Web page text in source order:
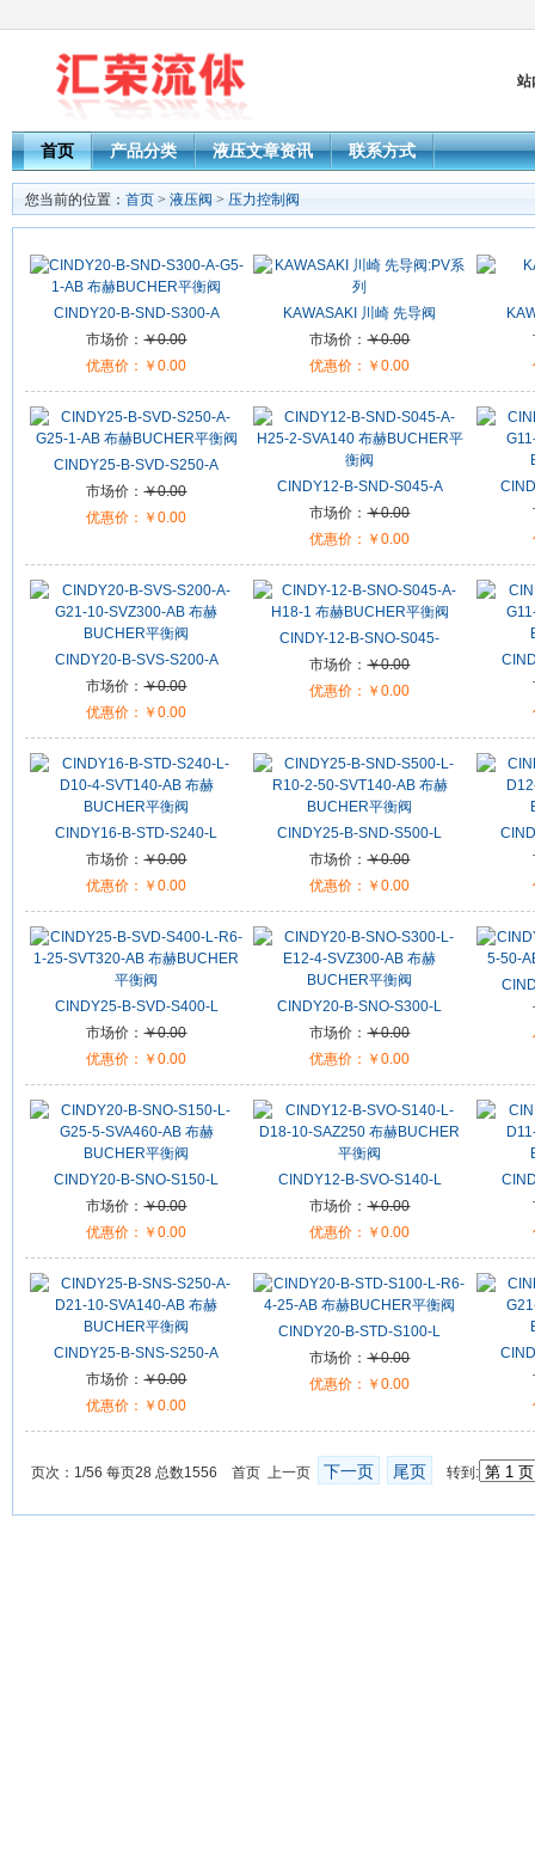
站
首页 产品分类 液压文章资讯 联系方式
您当前的位置： 首页 > 液压阀 > 压力控制阀
CINDY20-B-SND-S300-A
市场价：￥0.00
优惠价： ￥0.00
KAWASAKI 川崎 先导阀
市场价：￥0.00
优惠价： ￥0.00
CINDY25-B-SVD-S250-A
市场价：￥0.00
优惠价： ￥0.00
CINDY12-B-SND-S045-A
市场价：￥0.00
优惠价： ￥0.00
CINDY20-B-SVS-S200-A
市场价：￥0.00
优惠价： ￥0.00
CINDY-12-B-SNO-S045-
市场价：￥0.00
优惠价： ￥0.00
CINDY16-B-STD-S240-L
市场价：￥0.00
优惠价： ￥0.00
CINDY25-B-SND-S500-L
市场价：￥0.00
优惠价： ￥0.00
CINDY25-B-SVD-S400-L
市场价：￥0.00
优惠价： ￥0.00
CINDY20-B-SNO-S300-L
市场价：￥0.00
优惠价： ￥0.00
CINDY20-B-SNO-S150-L
市场价：￥0.00
优惠价： ￥0.00
CINDY12-B-SVO-S140-L
市场价：￥0.00
优惠价： ￥0.00
CINDY25-B-SNS-S250-A
市场价：￥0.00
优惠价： ￥0.00
CINDY20-B-STD-S100-L
市场价：￥0.00
优惠价： ￥0.00
页次：1/56 每页28 总数1556 首页 上一页 下一页 尾页 转到: